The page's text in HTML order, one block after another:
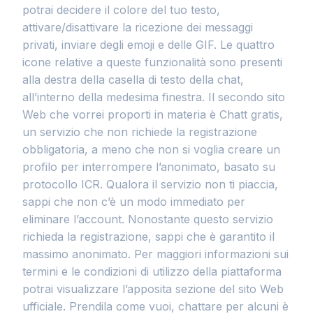
potrai decidere il colore del tuo testo,
attivare/disattivare la ricezione dei messaggi
privati, inviare degli emoji e delle GIF. Le quattro
icone relative a queste funzionalità sono presenti
alla destra della casella di testo della chat,
all’interno della medesima finestra. Il secondo sito
Web che vorrei proporti in materia è Chatt gratis,
un servizio che non richiede la registrazione
obbligatoria, a meno che non si voglia creare un
profilo per interrompere l’anonimato, basato su
protocollo ICR. Qualora il servizio non ti piaccia,
sappi che non c’è un modo immediato per
eliminare l’account. Nonostante questo servizio
richieda la registrazione, sappi che è garantito il
massimo anonimato. Per maggiori informazioni sui
termini e le condizioni di utilizzo della piattaforma
potrai visualizzare l’apposita sezione del sito Web
ufficiale. Prendila come vuoi, chattare per alcuni è